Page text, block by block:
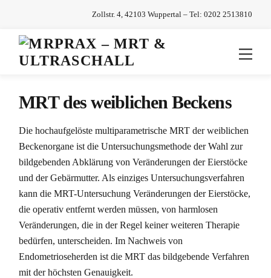
content
Zollstr. 4, 42103 Wuppertal – Tel: 0202 2513810
MRT des weiblichen Beckens
Die hochaufgelöste multiparametrische MRT der weiblichen
Beckenorgane ist die Untersuchungsmethode der Wahl zur
bildgebenden Abklärung von Veränderungen der Eierstöcke
und der Gebärmutter. Als einziges Untersuchungsverfahren
kann die MRT-Untersuchung Veränderungen der Eierstöcke,
die operativ entfernt werden müssen, von harmlosen
Veränderungen, die in der Regel keiner weiteren Therapie
bedürfen, unterscheiden. Im Nachweis von
Endometrioseherden ist die MRT das bildgebende Verfahren
mit der höchsten Genauigkeit.